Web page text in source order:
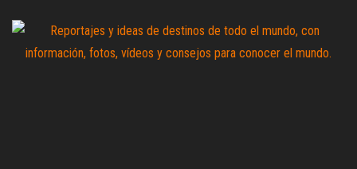
contenido